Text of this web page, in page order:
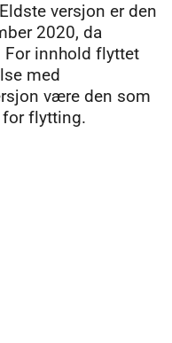
versjon er den
2020, da
For innhold flyttet
med
være den som
for flytting.